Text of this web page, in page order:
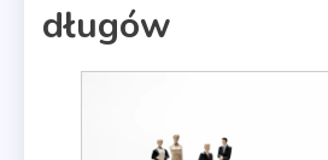
długów